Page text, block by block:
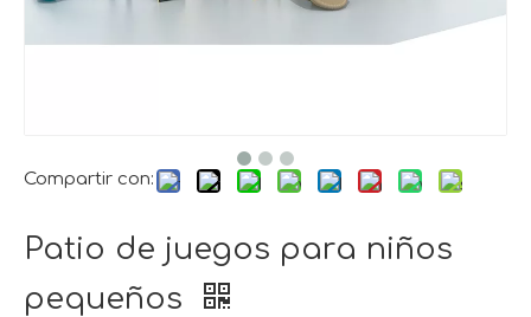
Compartir con:
Patio de juegos para niños
pequeños